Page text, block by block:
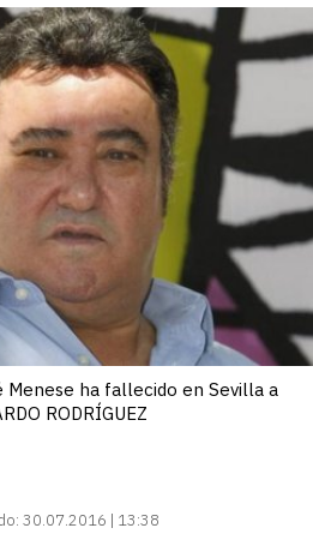
ha fallecido en Sevilla a
RODRÍGUEZ
30.07.2016 | 13:38